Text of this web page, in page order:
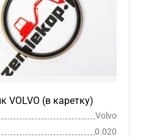
VOLVO (в каретку)
Volvo
0.020